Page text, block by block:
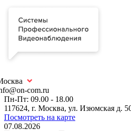
com.ru
Пн-Пт: 09.00 - 18.00
117624, г. Москва, ул. Изюмская д.
Посмотреть на карте
07.08.2026